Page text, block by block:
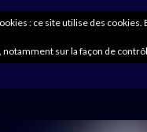
: ce site utilise des
notamment sur la façon de